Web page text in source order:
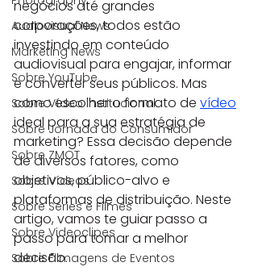
Audiovisual News
Marketing News
Sobre YouTube
Sobre Vídeo Institucional
Sobre Jornada do Consumidor
Sobre ZMOT
Sobre Vídeos
Sobre Séries e Filmes
Sobre Videoclipes
Sobre Filmagens de Eventos
negócios até grandes
corporações, todos estão
investindo em conteúdo
audiovisual para engajar, informar
e converter seus públicos. Mas
como escolher o formato de vídeo
ideal para a sua estratégia de
marketing? Essa decisão depende
de diversos fatores, como
objetivos, público-alvo e
plataformas de distribuição. Neste
artigo, vamos te guiar passo a
passo para tomar a melhor
decisão.